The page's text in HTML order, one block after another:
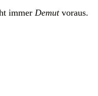
immer Demut voraus.